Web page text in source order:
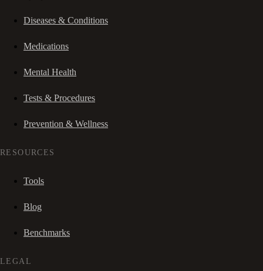
Diseases & Conditions
Medications
Mental Health
Tests & Procedures
Prevention & Wellness
RESOURCES
Tools
Blog
Benchmarks
LEGAL